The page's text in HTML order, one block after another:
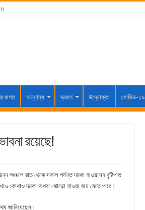
জগত অন্যান্য ভ্রমণ উদ্যোক্তা কোভিড-১৯
রয়েছে!
অঞ্চলে রাত থেকে সকাল পর্যন্ত দমকা হাওয়াসহ বৃষ্টিপাত
কোথাও দমকা অথবা ঝোড়ো হাওয়া বয়ে যেতে পারে।
জানিয়েছেন।